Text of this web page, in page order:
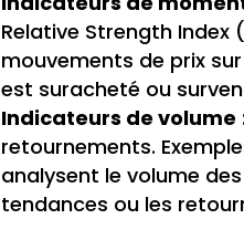
Relative Strength Index
mouvements de prix
est suracheté ou
Indicateurs de volume
retournements.
analysent le volume
tendances ou les